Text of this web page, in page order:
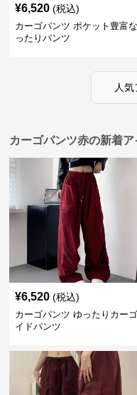
¥6,520 (税込)
カーゴパンツ ポケット豊富
ったりパンツ
人
カーゴパンツ赤の新着ア
¥6,520 (税込)
カーゴパンツ ゆったりカー
イドパンツ